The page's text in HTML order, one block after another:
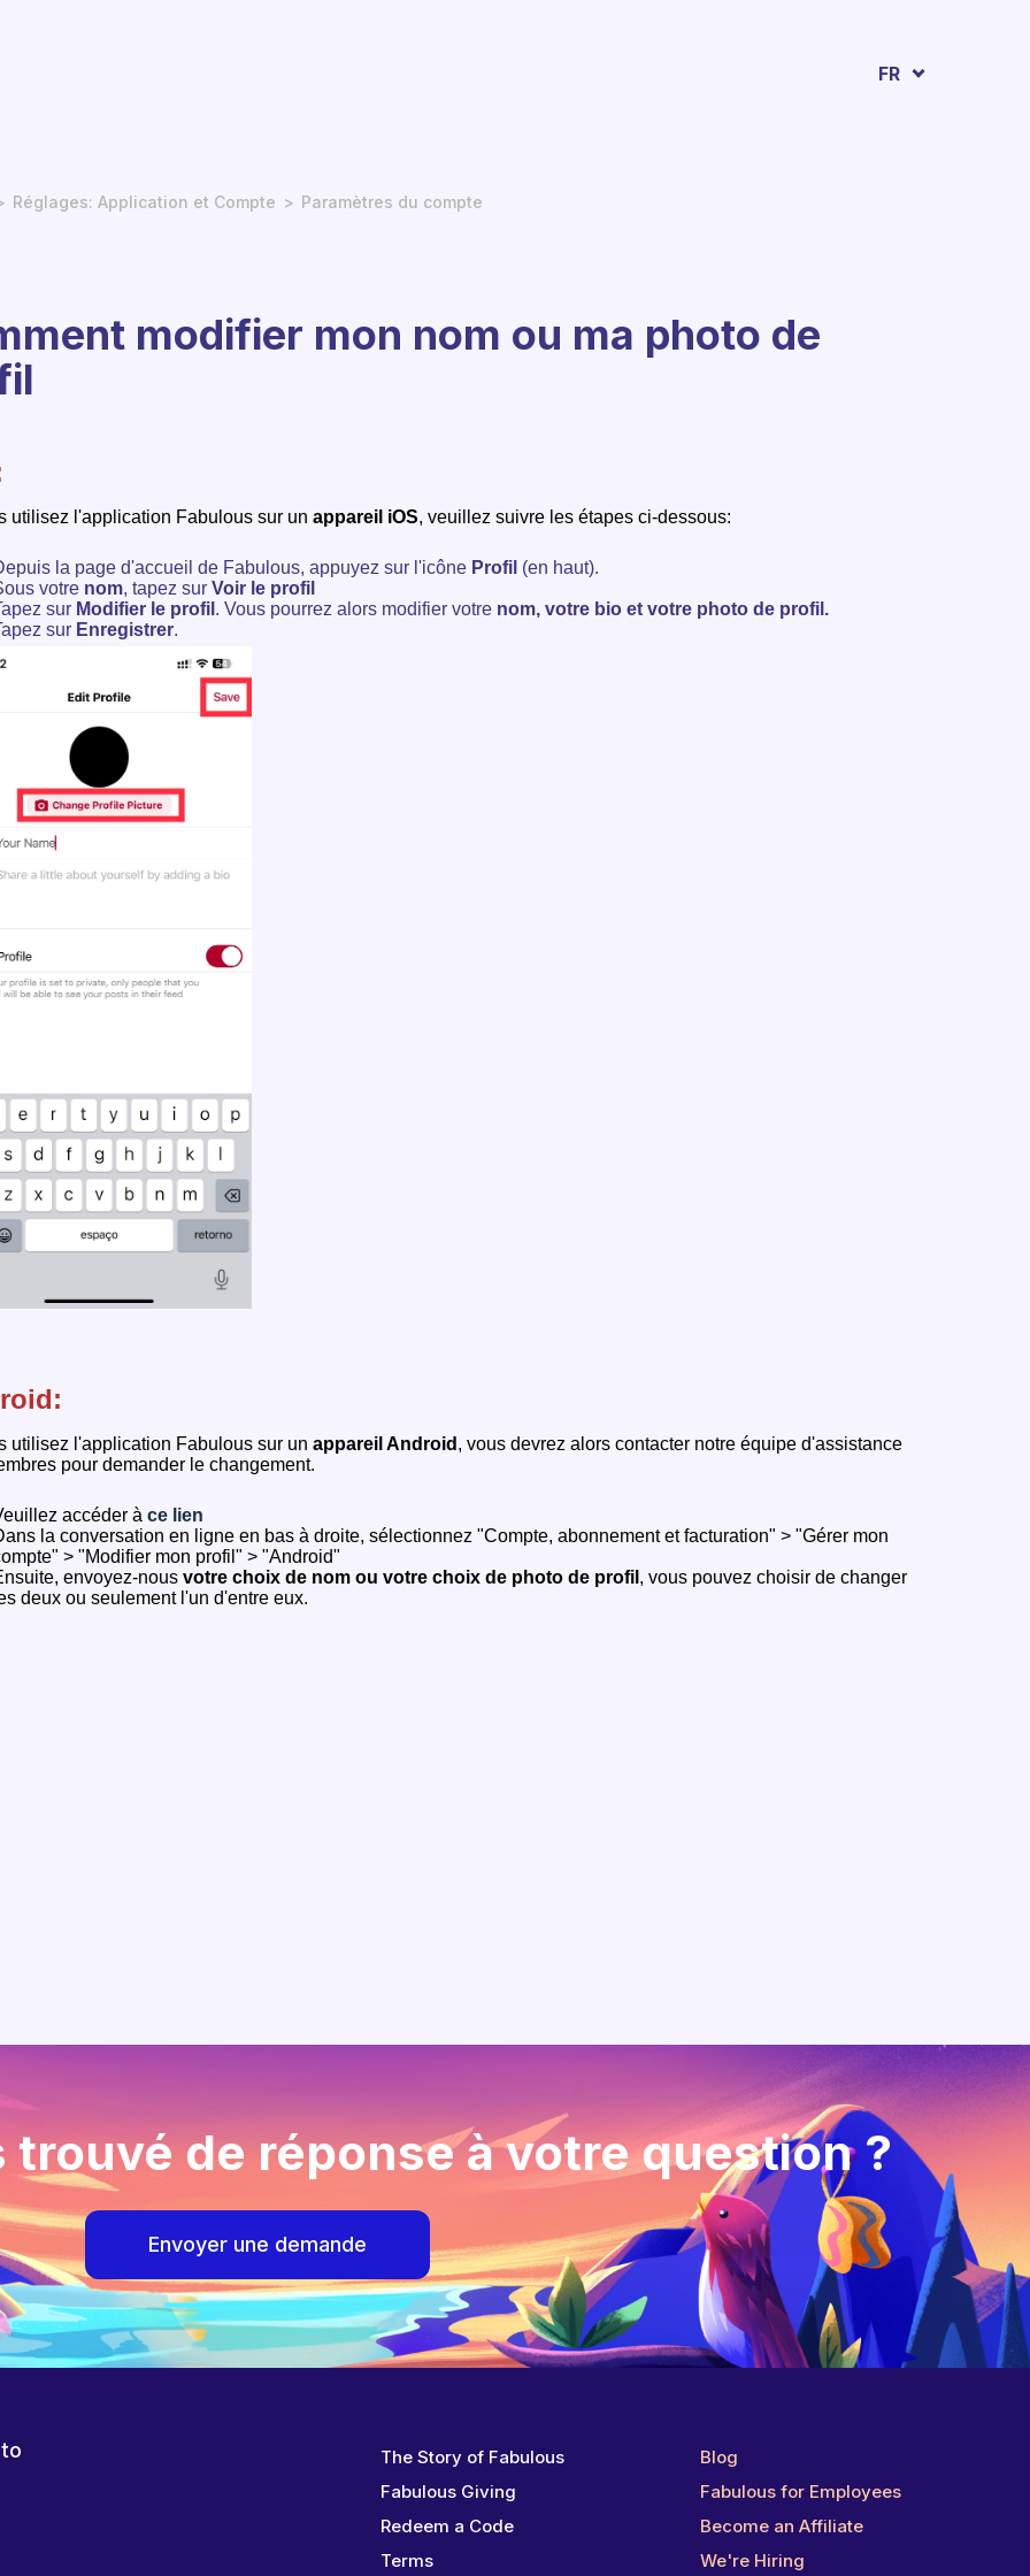
FR
Réglages: Application et Compte Paramètres du compte
modifier mon nom ou ma photo de
utilisez l'application Fabulous sur un appareil iOS, veuillez suivre les étapes ci-dessous:
la page d'accueil de Fabulous, appuyez sur l'icône Profil (en haut).
votre nom, tapez sur Voir le profil
sur Modifier le profil . Vous pourrez alors modifier votre nom, votre bio et votre photo de profil.
sur Enregistrer.
utilisez l'application Fabulous sur un appareil Android , vous devrez alors contacter notre équipe d'assistance
pour demander le changement.
accéder à ce lien
la conversation en ligne en bas à droite, sélectionnez "Compte, abonnement et facturation" > "Gérer mon
> "Modifier mon profil" > "Android"
envoyez-nous votre choix de nom ou votre choix de photo de profil , vous pouvez choisir de changer
deux ou seulement l'un d'entre eux.
trouvé de réponse à votre question ?
Envoyer une demande
The Story of Fabulous
Fabulous Giving
Redeem a Code
Terms
Blog
Fabulous for Employees
Become an Affiliate
We're Hiring